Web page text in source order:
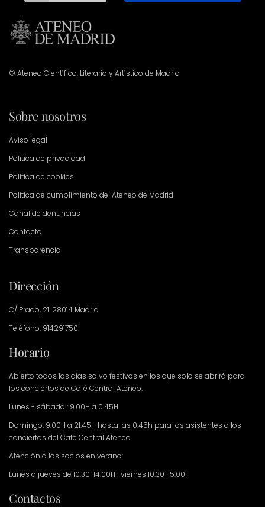
© Ateneo Científico, Literario y Artístico de Madrid
Sobre nosotros
Aviso legal
Política de privacidad
Política de cookies
Política de cumplimiento del Ateneo de Madrid
Canal de denuncias
Contacto
Transparencia
Dirección
C/ Prado, 21. 28014 Madrid
Teléfono: 914291750
Horario
Abierto todos los días salvo festivos en los que solo se abrirá para
los conciertos de Café Central Ateneo.
Lunes - sábado : 9.00H a 0.45H
Domingo: 9.00H a 21.45H hasta las 0.45h para los asistentes a los
conciertos del Café Central Ateneo.
Atención a los socios en verano:
Lunes a jueves de 10:30-14:00H | viernes 10:30-15:00H
Contactos